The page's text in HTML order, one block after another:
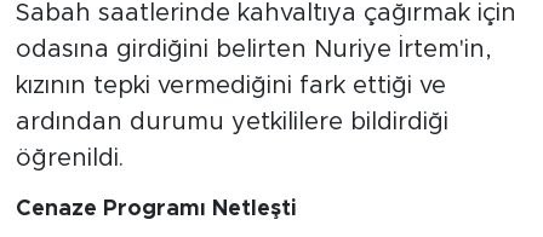
Sabah saatlerinde kahvaltıya çağırmak için
odasına girdiğini belirten Nuriye İrtem'in,
kızının tepki vermediğini fark ettiği ve
ardından durumu yetkililere bildirdiği
öğrenildi.
Cenaze Programı Netleşti